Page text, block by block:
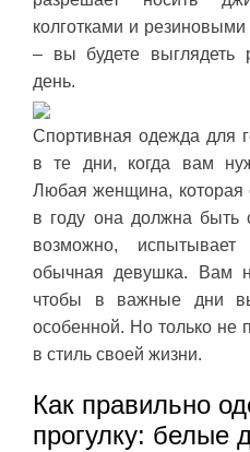
колготками и
– вы будете выглядеть
день.
Спортивная одежда для
в те дни, когда вам
Любая женщина, которая
в году она должна быть
возможно,
обычная девушка. Вам
чтобы в важные дни
особенной. Но только не
в стиль своей жизни.
Как правильно
прогулку: белые